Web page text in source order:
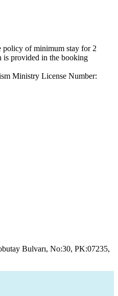
policy of minimum stay for 2
is provided in the booking
Ministry License Number:
Bulvarı, No:30, PK:07235,